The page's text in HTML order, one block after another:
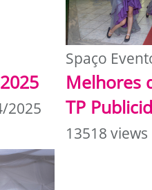
Spaço
Melhores
TP
13518